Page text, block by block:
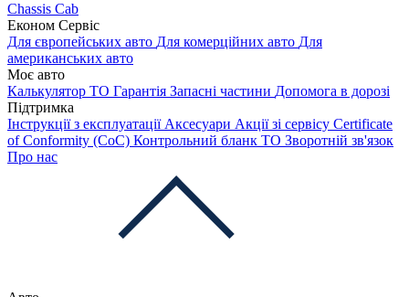
Chassis Cab
Економ Сервіс
Для європейських авто Для комерційних авто Для
американських авто
Моє авто
Калькулятор ТО Гарантія Запасні частини Допомога в дорозі
Підтримка
Інструкції з експлуатації Аксесуари Акції зі сервісу Certificate
of Conformity (CoC) Контрольний бланк ТО Зворотній зв'язок
Про нас